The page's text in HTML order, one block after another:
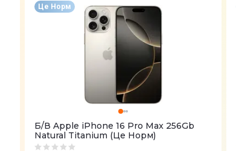
Б/В Apple iPhone 16 Pro Max 256Gb
Natural Titanium (Це Норм)
Це Норм